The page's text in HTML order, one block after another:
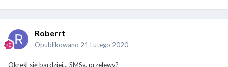
Roberrt
Opublikowano 21 Lutego 2020
Określ się bardziej... SMSy, przelewy?